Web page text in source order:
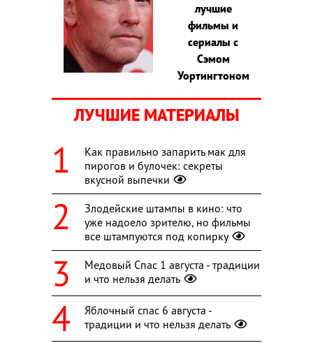
лучшие
фильмы и
сериалы с
Сэмом
Уортингтоном
ЛУЧШИЕ МАТЕРИАЛЫ
Как правильно запарить мак для
пирогов и булочек: секреты
вкусной выпечки
Злодейские штампы в кино: что
уже надоело зрителю, но фильмы
все штампуются под копирку
Медовый Спас 1 августа - традиции
и что нельзя делать
Яблочный спас 6 августа -
традиции и что нельзя делать